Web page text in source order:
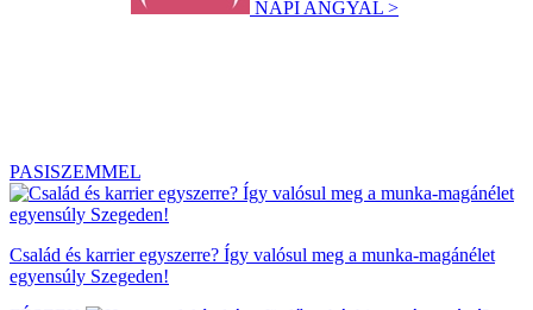
NAPI ANGYAL >
PASISZEMMEL
Család és karrier egyszerre? Így valósul meg a munka-magánélet
egyensúly Szegeden!